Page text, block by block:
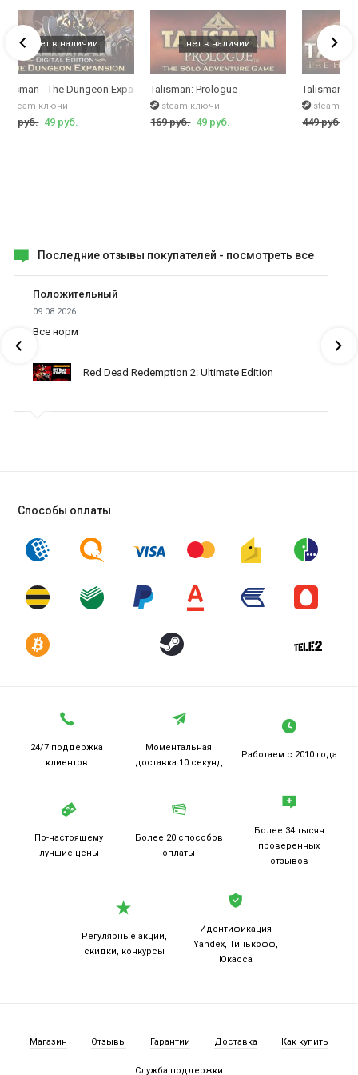
- The Dungeon Expansion
steam ключи
руб. 49 руб.
Talisman: Prologue
steam ключи
169 руб. 49 руб.
Talisman:
steam
449 руб.
Последние отзывы покупателей - посмотреть все
Положительный
09.08.2026
Все норм
Red Dead Redemption 2: Ultimate Edition
Способы оплаты
24/7 поддержка
клиентов
Моментальная
доставка 10 секунд
Работаем с 2010 года
По-настоящему
лучшие цены
Более 20 способов
оплаты
Более 34 тысяч
проверенных
отзывов
Регулярные акции,
скидки, конкурсы
Идентификация
Yandex, Тинькофф,
Юкасса
Магазин Отзывы Гарантии Доставка Как купить
Служба поддержки